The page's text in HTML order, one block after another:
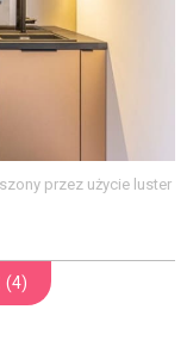
przez użycie luster
(4)